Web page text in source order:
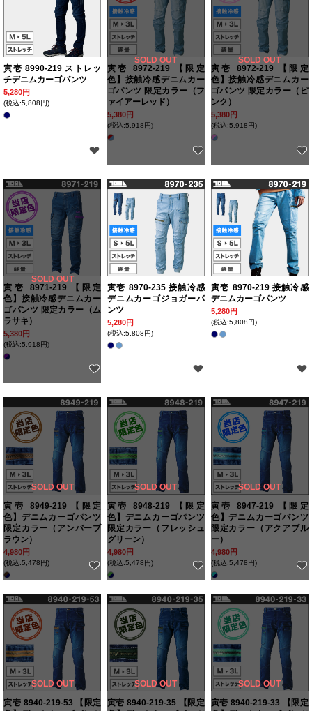
寅壱 8990-219 ストレッ
チデニムカーゴパンツ
5,280円
(税込:5,808円)
SOLD OUT
寅壱 8972-219 【限定
色】接触冷感デニムカー
ゴパンツ 限定カラー（フ
ァイアーレッド）
5,380円
(税込:5,918円)
SOLD OUT
寅壱 8972-219 【限定
色】接触冷感デニムカー
ゴパンツ 限定カラー（ピ
ンク）
5,380円
(税込:5,918円)
SOLD OUT
寅壱 8971-219 【限定
色】接触冷感デニムカー
ゴパンツ 限定カラー（ム
ラサキ）
5,380円
(税込:5,918円)
寅壱 8970-235 接触冷感
デニムカーゴジョガーパ
ンツ
5,280円
(税込:5,808円)
寅壱 8970-219 接触冷感
デニムカーゴパンツ
5,280円
(税込:5,808円)
SOLD OUT
寅壱 8949-219 【限定
色】デニムカーゴパンツ
限定カラー（アンバーブ
ラウン）
4,980円
(税込:5,478円)
SOLD OUT
寅壱 8948-219 【限定
色】デニムカーゴパンツ
限定カラー（フレッシュ
グリーン）
4,980円
(税込:5,478円)
SOLD OUT
寅壱 8947-219 【限定
色】デニムカーゴパンツ
限定カラー（アクアブル
ー）
4,980円
(税込:5,478円)
SOLD OUT
寅壱 8940-219-53 【限定
SOLD OUT
寅壱 8940-219-35 【限定
SOLD OUT
寅壱 8940-219-33 【限定